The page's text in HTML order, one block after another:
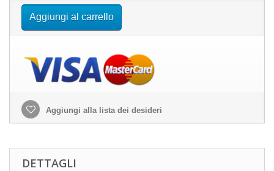
Aggiungi al carrello
Aggiungi alla lista dei desideri
DETTAGLI